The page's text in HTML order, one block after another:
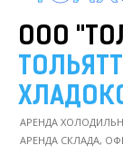
ООО
АРЕНДА
АРЕНДА СКЛАДА,